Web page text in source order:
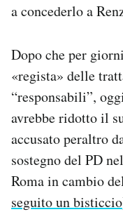
a concederlo a
Dopo che per
«regista» delle
“responsabili”,
avrebbe ridotto il
accusato peraltro
sostegno del PD
Roma in cambio
seguito un bisticcio